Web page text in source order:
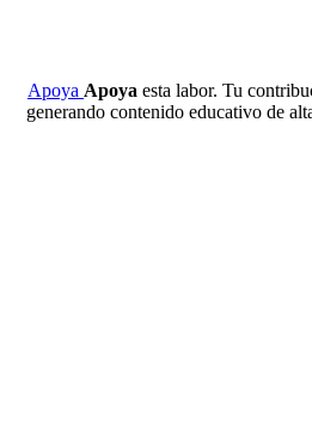
Apoya Apoya esta labor. Tu
generando contenido educativo de